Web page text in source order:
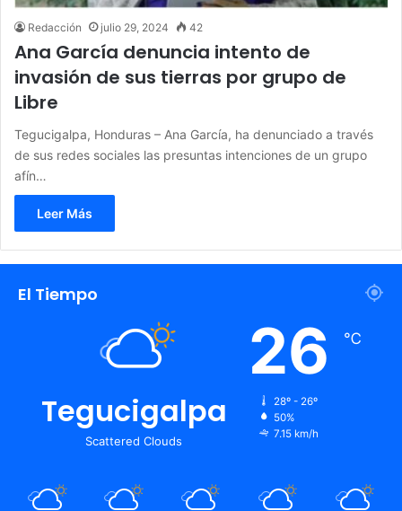
Redacción julio 29, 2024 42
Ana García denuncia intento de
invasión de sus tierras por grupo de
Libre
Tegucigalpa, Honduras – Ana García, ha denunciado a través
de sus redes sociales las presuntas intenciones de un grupo
afín…
Leer Más
El Tiempo
Tegucigalpa
Scattered Clouds
26 ℃
28º - 26º
50%
7.15 km/h